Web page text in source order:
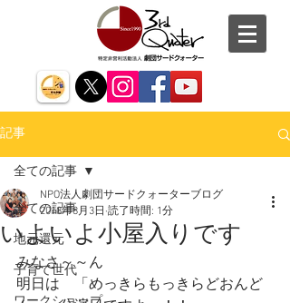
記事
全ての記事
地元還元
子育て世代
全ての記事
いよいよ小屋入りです
NPO法人劇団サードクォーターブログ
2018年8月3日 読了時間: 1分
みなさ～～ん
明日は　「めっきらもっきらどおんど